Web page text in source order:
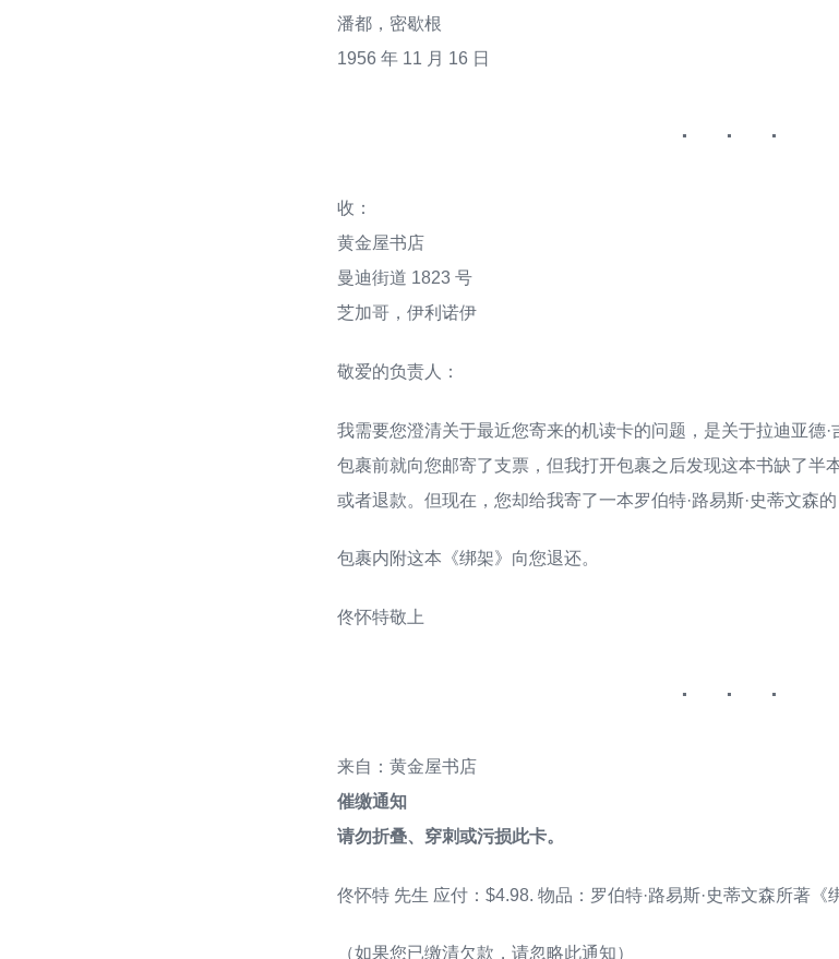
潘都，密歇根
1956 年 11 月 16 日
收：
黄金屋书店
曼迪街道 1823 号
芝加哥，伊利诺伊
敬爱的负责人：
我需要您澄清关于最近您寄来的机读卡的问题，是关于拉迪亚德
包裹前就向您邮寄了支票，但我打开包裹之后发现这本书缺了半
或者退款。但现在，您却给我寄了一本罗伯特·路易斯·史蒂文森
包裹内附这本《绑架》向您退还。
佟怀特敬上
来自：黄金屋书店
催缴通知
请勿折叠、穿刺或污损此卡。
佟怀特 先生 应付：$4.98. 物品：罗伯特·路易斯·史蒂文森所著《
（如果您已缴清欠款，请忽略此通知）